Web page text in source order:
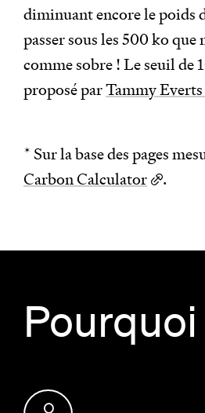
diminuant encore le poids
passer sous les 500 ko que
comme sobre ! Le seuil de
proposé parTammy Everts
* Sur la base des pages
Carbon Calculator
.